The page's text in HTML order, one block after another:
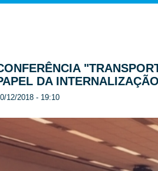
DA
12/2018 - 19:10